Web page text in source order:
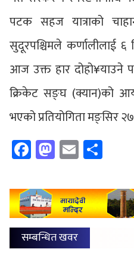
पटक सहज यात्राको
सुदूरपश्चिमले कर्णालीलाई
आज उक्त हार दोहो¥याउने
क्रिकेट सङ्घ (क्यान)को
भएको प्रतियोगिता मङ्सिर
Facebook
Mastodon
Email
सम्बन्धित खवर